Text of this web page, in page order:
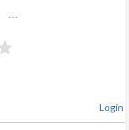
Login